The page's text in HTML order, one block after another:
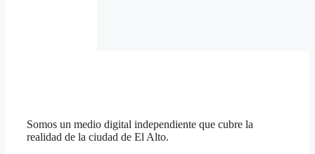
Somos un medio digital independiente que cubre la
realidad de la ciudad de El Alto.